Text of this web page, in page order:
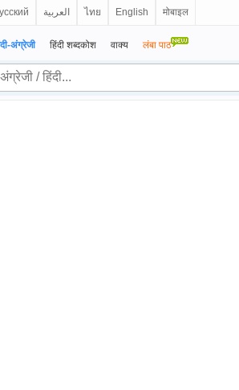
العربية ไทย English मोबाइल
अंग्रेजी हिंदी शब्दकोश वाक्य लंबा पाठ